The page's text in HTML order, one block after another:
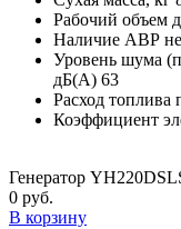
Рабочий объем
Наличие АВР
Уровень шума
дБ(А) 63
Расход топлива
Коэффициент
Генератор
0 руб.
В корзину